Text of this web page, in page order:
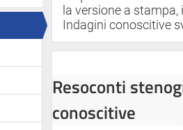
la versione a
Indagini conoscitive
Resoconti
conoscitive